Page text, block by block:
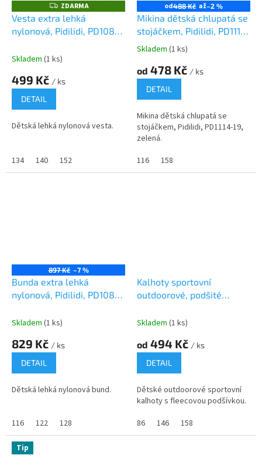
Z
D
A
R
ZDARMA
Vesta extra lehká
nylonová, Pidilidi, PD1086,
Skladem (1 ks)
499 Kč / ks
DETAIL
Dětská lehká nylonová vesta.
134 140 152
od488 Kč až–2 %
Mikina dětská chlupatá se
stojáčkem, Pidilidi, PD1114-
19, zelená
Průměrné
produktu
5
hvězdiček.
Skladem (1 ks)
od 478 Kč / ks
DETAIL
Mikina dětská chlupatá se
stojáčkem, Pidilidi, PD1114-19,
zelená.
116
158
897 Kč –7 %
Bunda extra lehká
nylonová, Pidilidi, PD1087,
Skladem (1 ks)
829 Kč / ks
DETAIL
Dětská lehká nylonová bund.
116 122 128
Kalhoty sportovní
outdoorové, podšité
Pidilidi, PD1121-33, světle
Skladem (1 ks)
od 494 Kč / ks
DETAIL
Dětské outdoorové sportovní
kalhoty s fleecovou podšívkou.
86
146 158
Tip